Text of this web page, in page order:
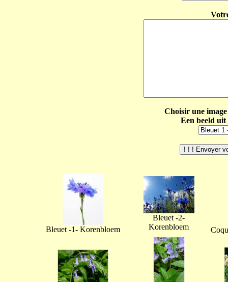
Choisir une
Een beeld
Bleuet -1- Korenbloem
Bleuet -2-
Korenbloem